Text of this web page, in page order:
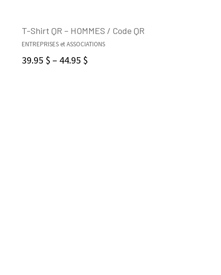
T-Shirt QR – HOMMES / Code QR
ENTREPRISES et ASSOCIATIONS
39.95 $ – 44.95 $